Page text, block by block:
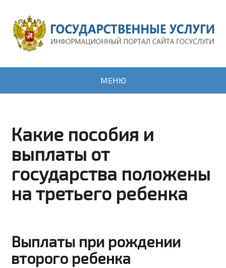
МЕНЮ
Какие пособия и
выплаты от
государства положены
на третьего ребенка
Выплаты при рождении
второго ребенка